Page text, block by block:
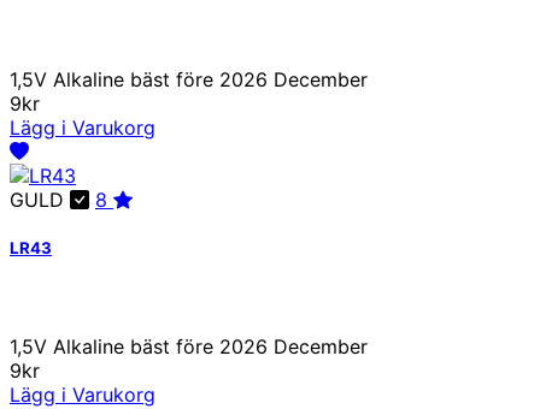
1,5V Alkaline bäst före 2026 December
9kr
Lägg i Varukorg
GULD 8
LR43
1,5V Alkaline bäst före 2026 December
9kr
Lägg i Varukorg